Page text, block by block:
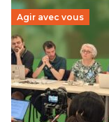
Agir avec vous
Transition
Éducation fait
30 juin 2026-National
Pendant plusieurs
travaillé sur la